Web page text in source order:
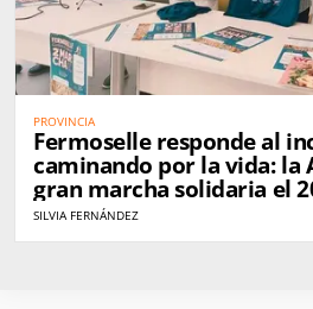
PROVINCIA
Fermoselle responde al
caminando por la vida: la
gran marcha solidaria el
SILVIA FERNÁNDEZ